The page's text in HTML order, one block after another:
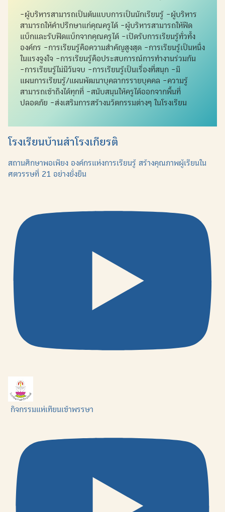
-ผู้บริหารสามารถเป็นต้นแบบการเป็นนักเรียนรู้ -ผู้บริหาร
สามารถให้คำปรึกษาแก่คุณครูได้ -ผู้บริหารสามารถให้ฟีด
แบ็กและรับฟีดแบ็กจากคุณครูได้ -เปิดรับการเรียนรู้ทั่วทั้ง
องค์กร -การเรียนรู้คือความสำคัญสูงสุด -การเรียนรู้เป็นหนึ่ง
ในแรงจูงใจ -การเรียนรู้คือประสบการณ์การทำงานร่วมกัน
-การเรียนรู้ไม่มีวันจบ -การเรียนรู้เป็นเรื่องที่สนุก -มี
แผนการเรียนรู้/แผนพัฒนาบุคลากรรายบุคคล -ความรู้
สามารถเข้าถึงได้ทุกที่ -สนับสนุนให้ครูได้ออกจากพื้นที่
ปลอดภัย -ส่งเสริมการสร้างนวัตกรรมต่างๆ ในโรงเรียน
โรงเรียนบ้านสำโรงเกียรติ
สถานศึกษาพอเพียง องค์กรแห่งการเรียนรู้ สร้างคุณภาพผู้เรียนใน
ศตวรรษที่ 21 อย่างยั่งยืน
กิจกรรมแห่เทียนเข้าพรรษา